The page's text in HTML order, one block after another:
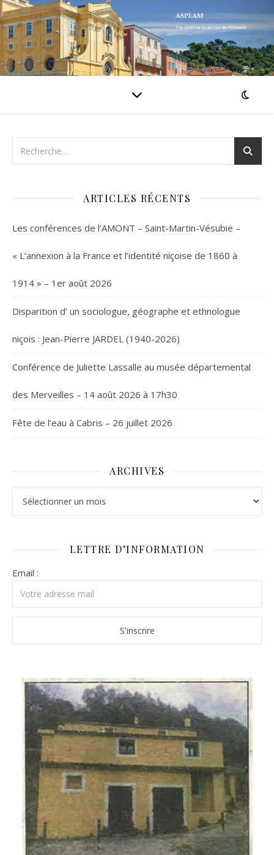
ARTICLES RÉCENTS
Les conférences de l’AMONT – Saint-Martin-Vésubie –
« L’annexion à la France et l’identité niçoise de 1860 à
1914 » – 1er août 2026
Disparition d’ un sociologue, géographe et ethnologue
niçois : Jean-Pierre JARDEL (1940-2026)
Conférence de Juliette Lassalle au musée départemental
des Merveilles – 14 août 2026 à 17h30
Fête de l’eau à Cabris – 26 juillet 2026
ARCHIVES
LETTRE D’INFORMATION
Email :